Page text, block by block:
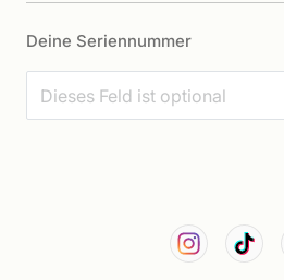
Deine Seriennummer